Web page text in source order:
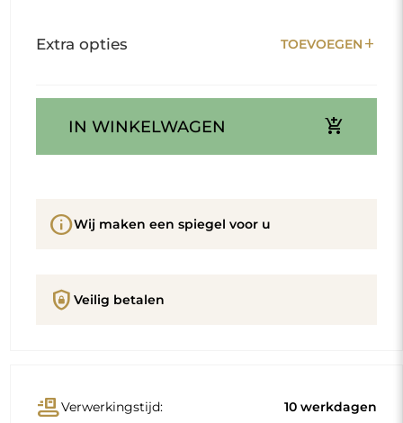
Extra opties TOEVOEGEN add
IN WINKELWAGEN add_shopping_cart
infoWij maken een spiegel voor u
shield_lock Veilig betalen
conveyor_beltVerwerkingstijd: 10 werkdagen